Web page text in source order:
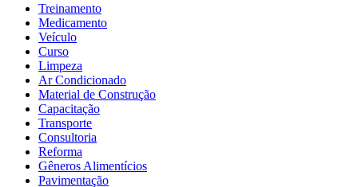
Treinamento
Medicamento
Veículo
Curso
Limpeza
Ar Condicionado
Material de Construção
Capacitação
Transporte
Consultoria
Reforma
Gêneros Alimentícios
Pavimentação